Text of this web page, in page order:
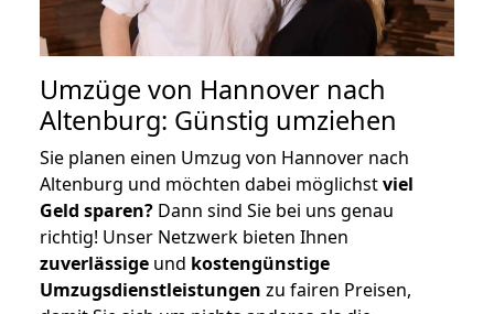
Umzüge von Hannover nach
Altenburg: Günstig umziehen
Sie planen einen Umzug von Hannover nach
Altenburg und möchten dabei möglichstviel
Geld sparen? Dann sind Sie bei uns genau
richtig! Unser Netzwerk bieten Ihnen
zuverlässige und kostengünstige
Umzugsdienstleistungen zu fairen Preisen,